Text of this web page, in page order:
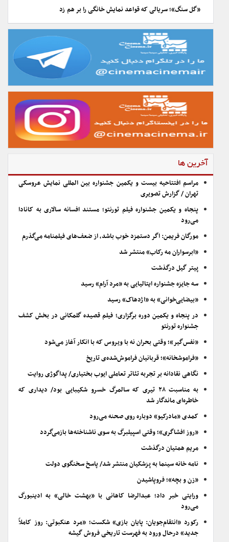
حقایقی درباره فیلم باران مجید مجیدی به بهانه نمایش آن از تلویزیون
«گل سنگ»؛ سریالی که قواعد نمایش خانگی را بر هم زد
آخرین ها
مراسم افتتاحیه بیست و یکمین جشنواره بین المللی نمایش عروسکی
تهران / گزارش تصویری
پنجاه و یکمین جشنواره فیلم تورنتو؛ مستند افسانه سالاری به کانادا
می‌رود
مورگان فریمن: اگر دستمزد خوب باشد، از ضعف‌های فیلمنامه می‌گذرم
«ابرسواران مه رکاب» منتشر شد
پیتر گیل درگذشت
سه جایزه جشنواره ایتالیایی به «مرد آرام» رسید
«بیضایی‌خوانی» به «اژدهاک» رسید
در پنجاه و یکمین دوره برگزاری؛ فیلم قصیده گلمکانی در بخش کشف
جشنواره تورنتو
«نفس‌گیر»؛ وقتی بحران نه با ویروس که با انکار آغاز می‌شود
«فراموشخانه»؛ قربانیان فراموش‌شده‌ی تاریخ
نگاهی نقادانه بر تجربه تئاتر تعاملی ایوب بختیاری/ پداگوژی روایت
به مناسبت ۲۸ تیری که سالمرگ خسرو شکیبایی بود/ دیداری که
خاطره‌ای ماندگار شد
کمدی «مادرکیو» دوباره روی صحنه می‌رود
«روز افشاگری»؛ وقتی اسپیلبرگ به سوی ناشناخته‌ها بازمی‌گردد
مریم همتیان درگذشت
نامه خانه سینما به پزشکیان منتشر شد/ پاسخ سخنگوی دولت
«زن و بچه»؛ فروپاشیدن
ورایتی خبر داد؛ عبدالرضا کاهانی با «بهشت خالی» به ادینبورگ
می‌رود